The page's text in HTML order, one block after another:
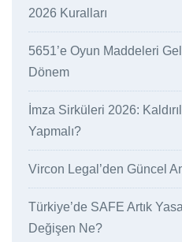
2026 Kuralları
5651’e Oyun Maddeleri
Dönem
İmza Sirküleri 2026:
Yapmalı?
Vircon Legal’den Güncel
Türkiye’de SAFE Artık
Değişen Ne?